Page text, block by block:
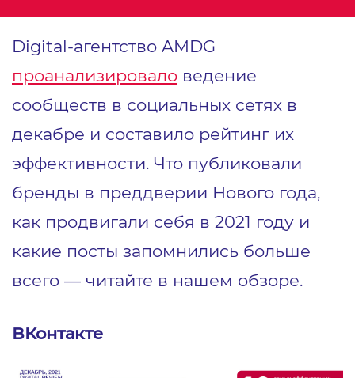
Digital-агентство AMDG
проанализировало ведение
сообществ в социальных сетях в
декабре и составило рейтинг их
эффективности. Что публиковали
бренды в преддверии Нового года,
как продвигали себя в 2021 году и
какие посты запомнились больше
всего ― читайте в нашем обзоре.
ВКонтакте